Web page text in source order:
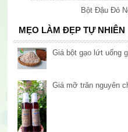
Bột Đậu Đỏ
MẸO LÀM ĐẸP TỰ NHIÊN
Giá bột gạo lứt uống
Giá mỡ trăn nguyên